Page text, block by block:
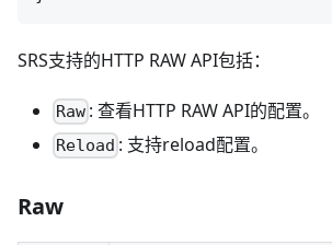
SRS支持的HTTP RAW API包括：
Raw : 查看HTTP RAW API的配置。
Reload : 支持reload配置。
Raw